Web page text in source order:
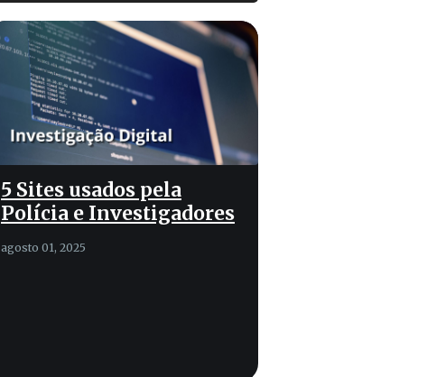
5 Sites usados pela
Polícia e Investigadores
agosto 01, 2025